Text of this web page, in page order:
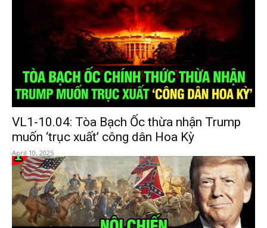
VL1-10.04: Tòa Bạch Ốc thừa nhận Trump
muốn ‘trục xuất’ công dân Hoa Kỳ
April 10, 2025